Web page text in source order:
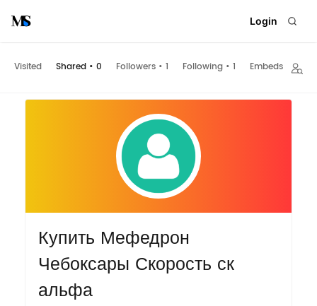
Login
Visited Shared • 0 Followers • 1 Following • 1 Embeds
Купить Мефедрон
Чебоксары Скорость ск
альфа